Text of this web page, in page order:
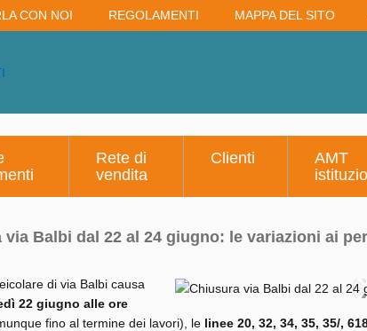
CON NOI REGOLAMENTI MAPPA DEL SITO
Rete di
vendita
Clienti
AMT
via Balbi dal 22 al 24 giugno: le variazioni ai
di via Balbi causa
22 giugno alle ore
fino al termine dei lavori), le linee 20, 32, 34, 35, 35/,